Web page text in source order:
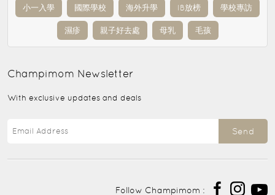
小一入學 國際學校 海外升學 IB放榜 學校專訪
濕疹 親子好去處 母乳 毛孩
Champimom Newsletter
With exclusive updates and deals
Send
Follow Champimom :